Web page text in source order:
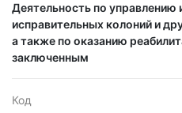
Деятельность по управлению
исправительных колоний и
а также по оказанию
заключенным
Код